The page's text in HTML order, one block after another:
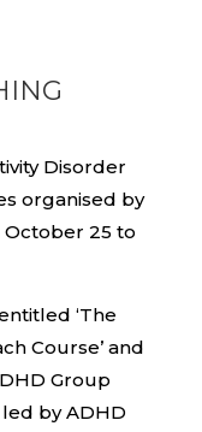
Disorder
organised by
25 to
‘The
Course’ and
Group
by ADHD